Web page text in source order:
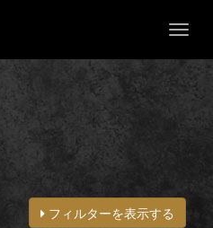
フィルターを表示する